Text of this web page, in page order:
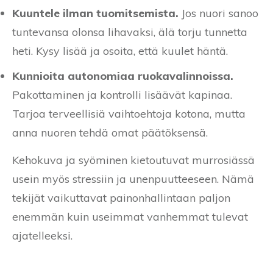
Kuuntele ilman tuomitsemista. Jos nuori sanoo
tuntevansa olonsa lihavaksi, älä torju tunnetta
heti. Kysy lisää ja osoita, että kuulet häntä.
Kunnioita autonomiaa ruokavalinnoissa.
Pakottaminen ja kontrolli lisäävät kapinaa.
Tarjoa terveellisiä vaihtoehtoja kotona, mutta
anna nuoren tehdä omat päätöksensä.
Kehokuva ja syöminen kietoutuvat murrosiässä
usein myös stressiin ja unenpuutteeseen. Nämä
tekijät vaikuttavat painonhallintaan paljon
enemmän kuin useimmat vanhemmat tulevat
ajatelleeksi.